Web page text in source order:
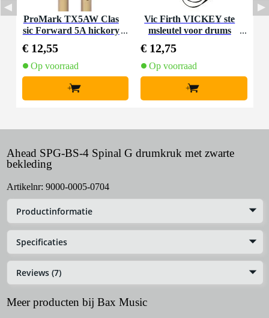
ProMark TX5AW Clas
sic Forward 5A hickory
€ 12,55
Op voorraad
+
Vic Firth VICKEY ste
msleutel voor drums
€ 12,75
Op voorraad
+
Ahead SPG-BS-4 Spinal G drumkruk met zwarte
bekleding
Artikelnr: 9000-0005-0704
Productinformatie
Specificaties
Reviews (7)
Meer producten bij Bax Music